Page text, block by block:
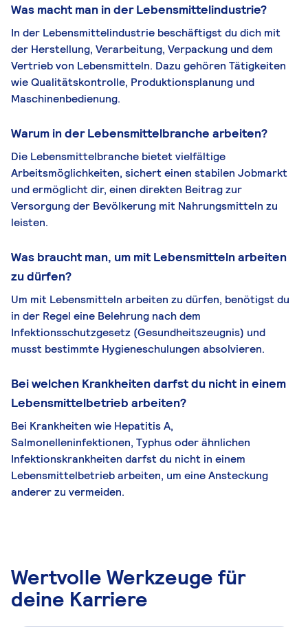
Was macht man in der Lebensmittelindustrie?
In der Lebensmittelindustrie beschäftigst du dich mit
der Herstellung, Verarbeitung, Verpackung und dem
Vertrieb von Lebensmitteln. Dazu gehören Tätigkeiten
wie Qualitätskontrolle, Produktionsplanung und
Maschinenbedienung.
Warum in der Lebensmittelbranche arbeiten?
Die Lebensmittelbranche bietet vielfältige
Arbeitsmöglichkeiten, sichert einen stabilen Jobmarkt
und ermöglicht dir, einen direkten Beitrag zur
Versorgung der Bevölkerung mit Nahrungsmitteln zu
leisten.
Was braucht man, um mit Lebensmitteln arbeiten
zu dürfen?
Um mit Lebensmitteln arbeiten zu dürfen, benötigst du
in der Regel eine Belehrung nach dem
Infektionsschutzgesetz (Gesundheitszeugnis) und
musst bestimmte Hygieneschulungen absolvieren.
Bei welchen Krankheiten darfst du nicht in einem
Lebensmittelbetrieb arbeiten?
Bei Krankheiten wie Hepatitis A,
Salmonelleninfektionen, Typhus oder ähnlichen
Infektionskrankheiten darfst du nicht in einem
Lebensmittelbetrieb arbeiten, um eine Ansteckung
anderer zu vermeiden.
Wertvolle Werkzeuge für
deine Karriere